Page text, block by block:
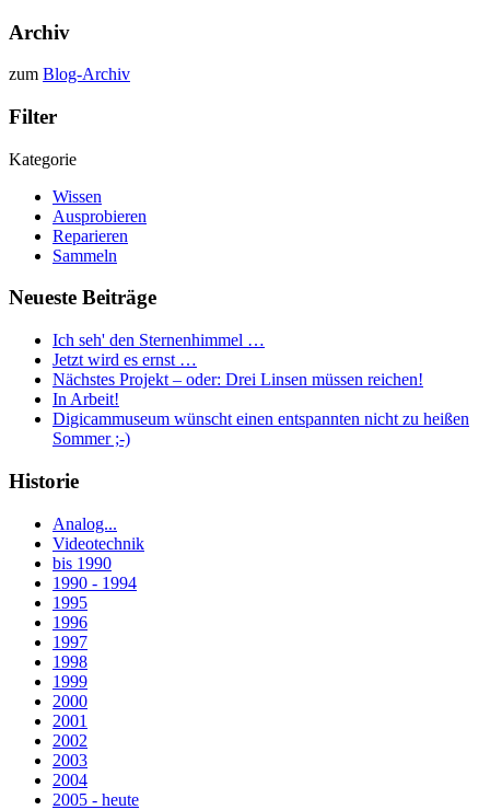
Archiv
zum Blog-Archiv
Filter
Kategorie
Wissen
Ausprobieren
Reparieren
Sammeln
Neueste Beiträge
Ich seh' den Sternenhimmel …
Jetzt wird es ernst …
Nächstes Projekt – oder: Drei Linsen müssen reichen!
In Arbeit!
Digicammuseum wünscht einen entspannten nicht zu heißen
Sommer ;-)
Historie
Analog...
Videotechnik
bis 1990
1990 - 1994
1995
1996
1997
1998
1999
2000
2001
2002
2003
2004
2005 - heute